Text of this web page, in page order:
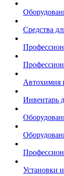
Средства
Автохимия
Инвентарь
Установки